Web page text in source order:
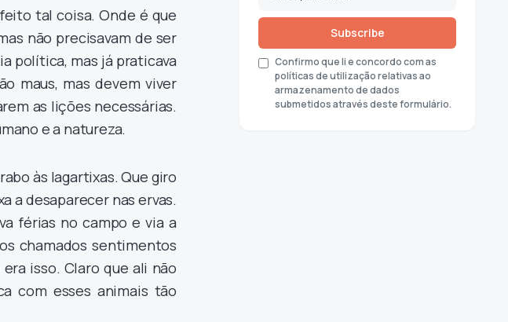
tal coisa. Onde é que
não precisavam de ser
política, mas já praticava
maus, mas devem viver
as lições necessárias.
e a natureza.
às lagartixas. Que giro
a desaparecer nas ervas.
férias no campo e via a
chamados sentimentos
isso. Claro que ali não
com esses animais tão
Subscribe
Confirmo que li e concordo com as
políticas de utilização relativas ao
armazenamento de dados
submetidos através deste formulário.